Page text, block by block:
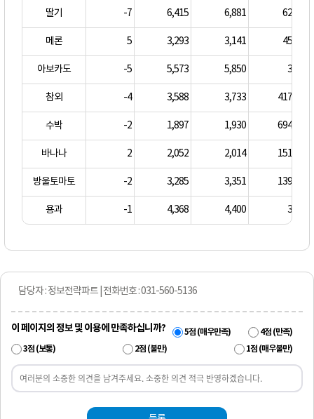
딸기 -7 6,415 6,881 62.00
메론 5 3,293 3,141 45.00
아보카도 -5 5,573 5,850 3.00
참외 -4 3,588 3,733 417.00
수박 -2 1,897 1,930 694.00
바나나 2 2,052 2,014 151.00
방울토마토 -2 3,285 3,351 139.00
용과 -1 4,368 4,400 3.00
담당자 : 정보전략파트 | 전화번호 : 031-560-5136
이 페이지의 정보 및 이용에 만족하십니까? 5점 (매우만족)
4점 (만족)
3점 (보통)
2점 (불만) 1점 (매우불만)